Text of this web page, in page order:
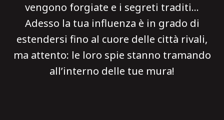
vengono forgiate e i segreti traditi…
Adesso la tua influenza è in grado di
estendersi fino al cuore delle città rivali,
ma attento: le loro spie stanno tramando
all’interno delle tue mura!